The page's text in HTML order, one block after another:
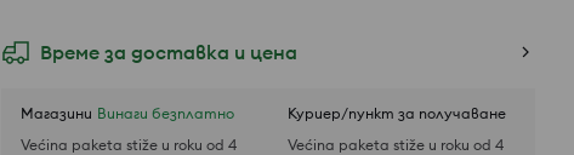
Време за доставка и цена
Магазини Винаги безплатно
Većina paketa stiže u roku od 4
Куриер/пункт за получаване
Većina paketa stiže u roku od 4